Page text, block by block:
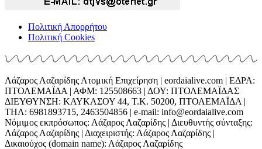
Πολιτική Απορρήτου
Πολιτική Cookies
Λάζαρος Λαζαρίδης Ατομική Επιχείρηση | eordaialive.com | ΕΔΡΑ:
ΠΤΟΛΕΜΑΪΔΑ | ΑΦΜ: 125508663 | ΔΟΥ: ΠΤΟΛΕΜΑΪΔΑΣ
ΔΙΕΥΘΥΝΣΗ: ΚΑΥΚΑΣΟΥ 44, Τ.Κ. 50200, ΠΤΟΛΕΜΑΪΔΑ |
ΤΗΛ: 6981893715, 2463504856 | e-mail: info@eordaialive.com
Νόμιμος εκπρόσωπος: Λάζαρος Λαζαρίδης | Διευθυντής σύνταξης:
Λάζαρος Λαζαρίδης | Διαχειριστής: Λάζαρος Λαζαρίδης |
Δικαιούχος (domain name): Λάζαρος Λαζαρίδης